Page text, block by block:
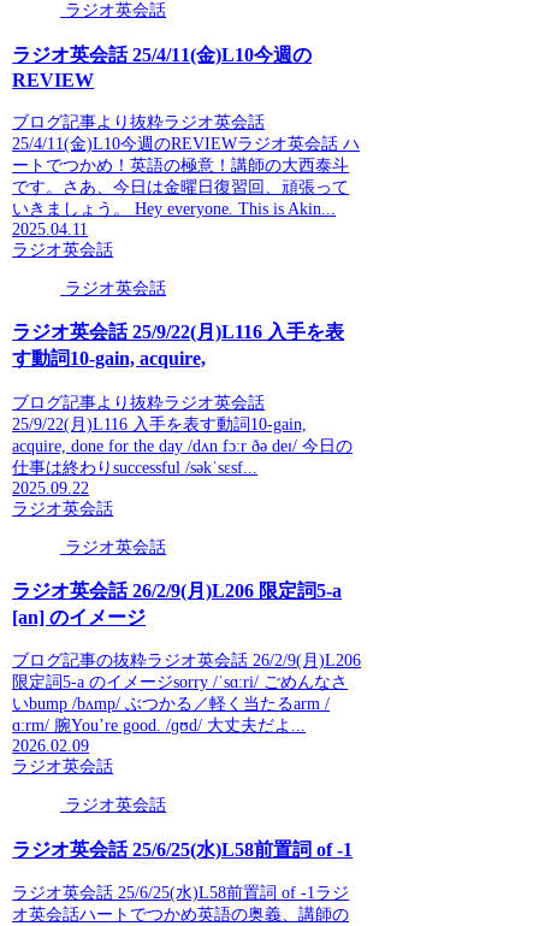
ラジオ英会話
ラジオ英会話 25/4/11(金)L10今週の
REVIEW
ブログ記事より抜粋ラジオ英会話
25/4/11(金)L10今週のREVIEWラジオ英会話 ハ
ートでつかめ！英語の極意！講師の大西泰斗
です。さあ、今日は金曜日復習回、頑張って
いきましょう。 Hey everyone. This is Akin...
2025.04.11
ラジオ英会話
ラジオ英会話
ラジオ英会話 25/9/22(月)L116 入手を表
す動詞10-gain, acquire,
ブログ記事より抜粋ラジオ英会話
25/9/22(月)L116 入手を表す動詞10-gain,
acquire, done for the day /dʌn fɔːr ðə deɪ/ 今日の
仕事は終わりsuccessful /səkˈsɛsf...
2025.09.22
ラジオ英会話
ラジオ英会話
ラジオ英会話 26/2/9(月)L206 限定詞5-a
[an] のイメージ
ブログ記事の抜粋ラジオ英会話 26/2/9(月)L206
限定詞5-a のイメージsorry /ˈsɑːri/ ごめんなさ
いbump /bʌmp/ ぶつかる／軽く当たるarm /
ɑːrm/ 腕You’re good. /ɡʊd/ 大丈夫だよ...
2026.02.09
ラジオ英会話
ラジオ英会話
ラジオ英会話 25/6/25(水)L58前置詞 of -1
ラジオ英会話 25/6/25(水)L58前置詞 of -1ラジ
オ英会話ハートでつかめ英語の奥義、講師の